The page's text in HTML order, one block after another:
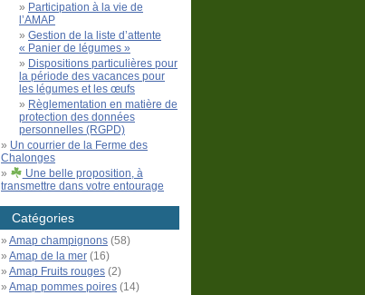
Participation à la vie de
l’AMAP
Gestion de la liste d’attente
« Panier de légumes »
Dispositions particulières pour
la période des vacances pour
les légumes et les œufs
Règlementation en matière de
protection des données
personnelles (RGPD)
Un courrier de la Ferme des
Chalonges
Une belle proposition, à
transmettre dans votre entourage
Catégories
Amap champignons (58)
Amap de la mer (16)
Amap Fruits rouges (2)
Amap pommes poires (14)